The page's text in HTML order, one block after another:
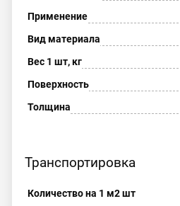
Применение
Вид материала
Вес 1 шт, кг
Поверхность
Толщина
Транспортировка
Количество на 1 м2 шт